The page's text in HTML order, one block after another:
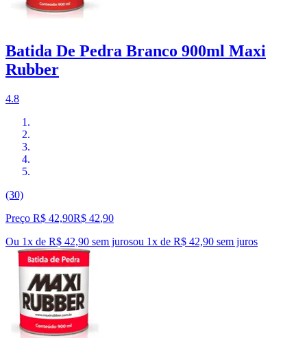
Batida De Pedra Branco 900ml Maxi
Rubber
4.8
(30)
Preço R$ 42,90R$ 42,90
Ou 1x de R$ 42,90 sem jurosou 1x de R$ 42,90 sem juros